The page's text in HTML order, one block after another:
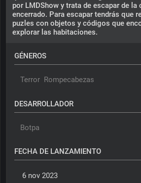
por LMDShow y trata de escapar de la
encerrado. Para escapar tendrás que
puzles con objetos y códigos que
explorar las habitaciones.
GÉNEROS
Terror Rompecabezas
DESARROLLADOR
Botpa
FECHA DE LANZAMIENTO
6 nov 2023